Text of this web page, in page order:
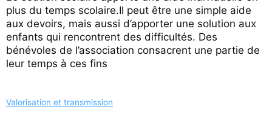
plus du temps scolaire.Il peut être une simple aide
aux devoirs, mais aussi d’apporter une solution aux
enfants qui rencontrent des difficultés. Des
bénévoles de l’association consacrent une partie de
leur temps à ces fins
Valorisation et transmission